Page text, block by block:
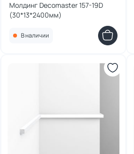
Молдинг Decomaster 157-19D
(30*13*2400мм)
В наличии